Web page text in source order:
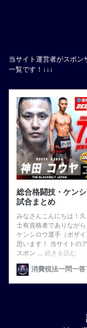
当サイト運営者がスポン
一覧です！↓↓↓